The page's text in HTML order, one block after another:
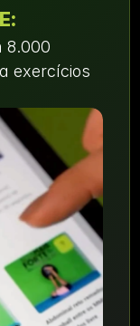
8.000
exercícios